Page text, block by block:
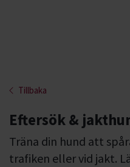
Tillbaka
Eftersök &
Träna din hund att
trafiken eller vid jakt.